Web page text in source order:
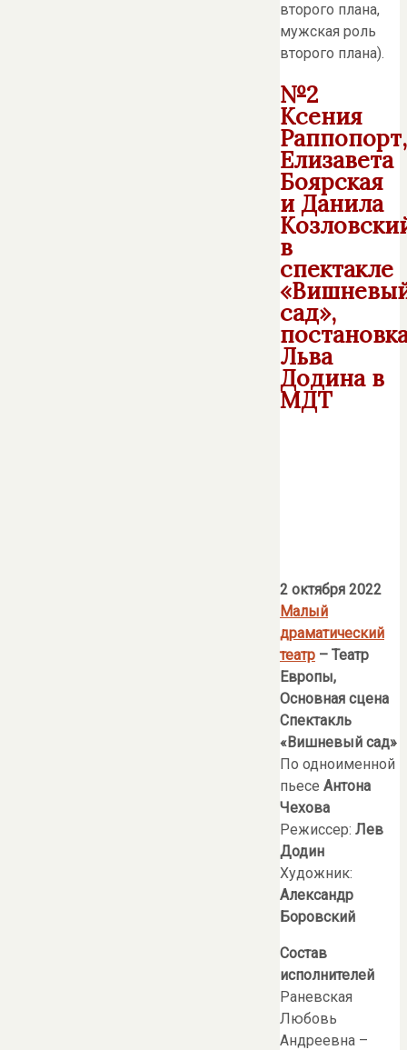
второго плана,
мужская роль
второго плана).
№2
Ксения
Раппопорт,
Елизавета
Боярская
и Данила
в
спектакле
сад»,
Льва
Додина в
МДТ
2 октября 2022
Малый
драматический
театр – Театр
Европы,
Основная сцена
Спектакль
«Вишневый сад»
По одноименной
пьесе Антона
Чехова
Режиссер: Лев
Додин
Художник:
Александр
Боровский
Состав
исполнителей
Раневская
Любовь
Андреевна –